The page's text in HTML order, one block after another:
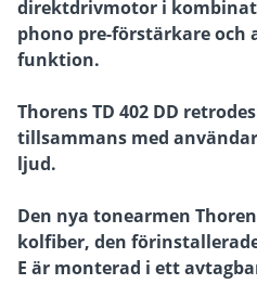
direktdrivmotor i
phono pre-förstärkare och
funktion.
Thorens TD 402 DD
tillsammans med
ljud.
Den nya tonearmen
kolfiber, den
E är monterad i ett